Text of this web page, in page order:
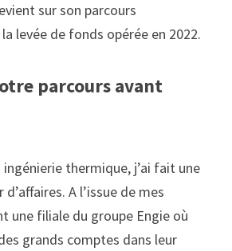
sur son parcours
levée de fonds opérée en 2022.
parcours avant
ingénierie thermique, j’ai fait une
d’affaires. A l’issue de mes
une filiale du groupe Engie où
grands comptes dans leur